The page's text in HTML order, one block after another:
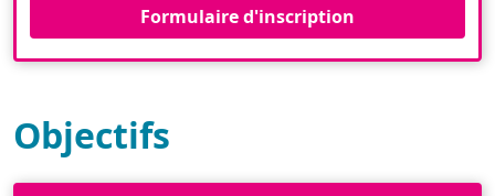
Formulaire d'inscription
Objectifs